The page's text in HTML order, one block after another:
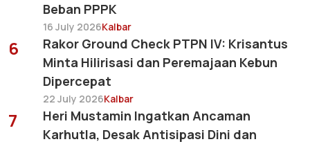
Beban PPPK
16 July 2026Kalbar
6
Rakor Ground Check PTPN IV: Krisantus
Minta Hilirisasi dan Peremajaan Kebun
Dipercepat
22 July 2026Kalbar
7
Heri Mustamin Ingatkan Ancaman
Karhutla, Desak Antisipasi Dini dan